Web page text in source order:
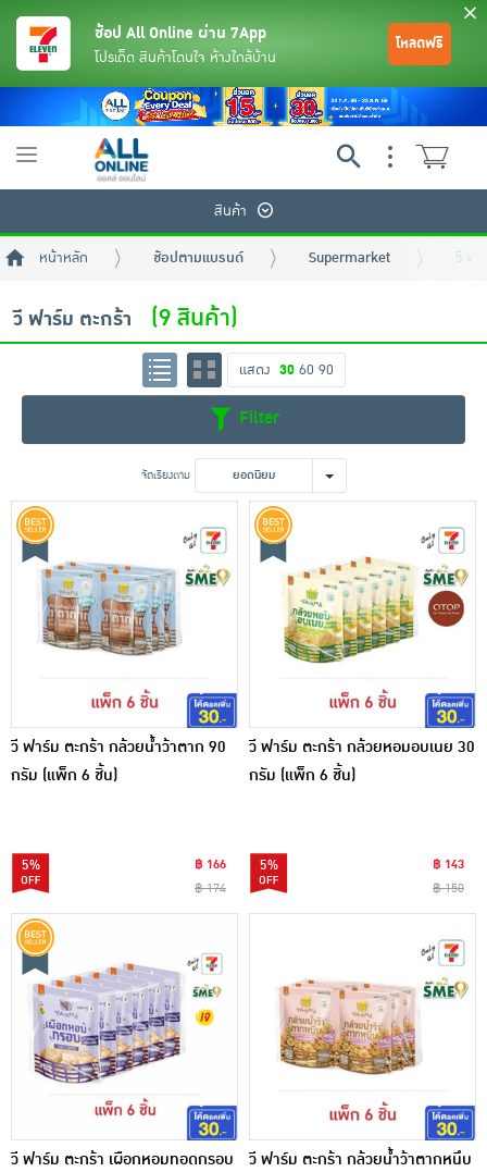
เครื่องปรุงรสและของแห้ง
ขนมขบเคี้ยว และช็อคโกแลต
อาหารสด ผัก ผลไม้และเบเกอรี่
ช้อป All Online ผ่าน 7App
โปรเด็ด สินค้าโดนใจ ห้างใกล้บ้าน
โหลดฟรี
Toggle
สินค้า
หน้าหลัก ช้อปตามแบรนด์ Supermarket วี ฟา
วี ฟาร์ม ตะกร้า (9 สินค้า)
แสดง 30 60 90
Filter
จัดเรียงตาม ยอดนิยม
วี ฟาร์ม ตะกร้า กล้วยน้ำว้าตาก 90
กรัม (แพ็ก 6 ชิ้น)
5%
฿ 166
฿ 174
วี ฟาร์ม ตะกร้า กล้วยหอมอบเนย 30
กรัม (แพ็ก 6 ชิ้น)
5%
฿ 143
฿ 150
วี ฟาร์ม ตะกร้า เผือกหอมทอดกรอบ
วี ฟาร์ม ตะกร้า กล้วยน้ำว้าตากหนึบ